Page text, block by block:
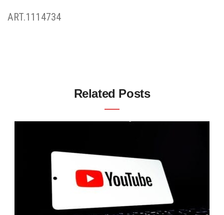
ART.1114734
Related Posts